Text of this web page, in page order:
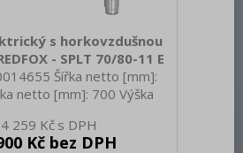
s horkovzdušnou
- SPLT 70/80-11 E
Šířka netto [mm]:
netto [mm]: 700 Výška
brutto [mm]: 840 Hloubka
800 Výška brutto [mm]:
259 Kč
Kč bez DPH